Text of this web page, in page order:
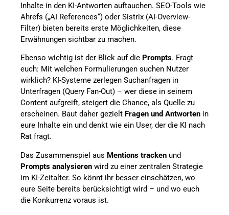
Inhalte in den KI-Antworten auftauchen. SEO-Tools wie
Ahrefs („AI References“) oder Sistrix (AI-Overview-
Filter) bieten bereits erste Möglichkeiten, diese
Erwähnungen sichtbar zu machen.
Ebenso wichtig ist der Blick auf die Prompts. Fragt
euch: Mit welchen Formulierungen suchen Nutzer
wirklich? KI-Systeme zerlegen Suchanfragen in
Unterfragen (Query Fan-Out) – wer diese in seinem
Content aufgreift, steigert die Chance, als Quelle zu
erscheinen. Baut daher gezielt Fragen und Antworten in
eure Inhalte ein und denkt wie ein User, der die KI nach
Rat fragt.
Das Zusammenspiel aus Mentions tracken und
Prompts analysieren wird zu einer zentralen Strategie
im KI-Zeitalter. So könnt ihr besser einschätzen, wo
eure Seite bereits berücksichtigt wird – und wo euch
die Konkurrenz voraus ist.